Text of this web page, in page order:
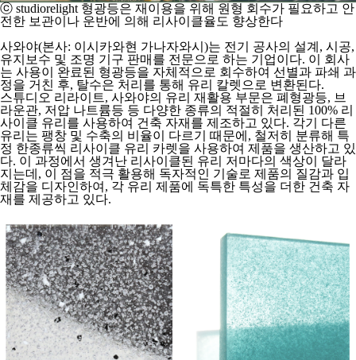
ⓒ studiorelight 형광등은 재이용을 위해 원형 회수가 필요하고 안
전한 보관이나 운반에 의해 리사이클율도 향상한다
사와야(본사: 이시카와현 가나자와시)는 전기 공사의 설계, 시공,
유지보수 및 조명 기구 판매를 전문으로 하는 기업이다. 이 회사
는 사용이 완료된 형광등을 자체적으로 회수하여 선별과 파쇄 과
정을 거친 후, 탈수은 처리를 통해 유리 칼렛으로 변환된다.
스튜디오 리라이트, 사와야의 유리 재활용 부문은 폐형광등, 브
라운관, 저압 나트륨등 등 다양한 종류의 적절히 처리된 100% 리
사이클 유리를 사용하여 건축 자재를 제조하고 있다. 각기 다른
유리는 팽창 및 수축의 비율이 다르기 때문에, 철저히 분류해 특
정 한종류씩 리사이클 유리 카렛을 사용하여 제품을 생산하고 있
다. 이 과정에서 생겨난 리사이클된 유리 저마다의 색상이 달라
지는데, 이 점을 적극 활용해 독자적인 기술로 제품의 질감과 입
체감을 디자인하여, 각 유리 제품에 독특한 특성을 더한 건축 자
재를 제공하고 있다.